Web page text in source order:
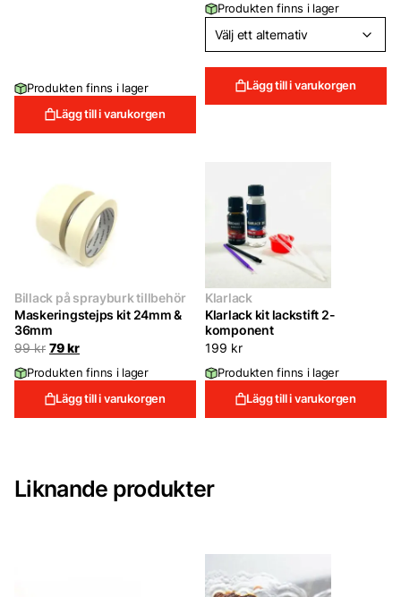
Produkten finns i lager
Lägg till i varukorgen
Produkten finns i lager
Lägg till i varukorgen
Billack på sprayburk tillbehör
Maskeringstejps kit 24mm &
36mm
99kr Det
priset
99 kr.
79krDet
priset
79 kr.
Produkten finns i lager
Lägg till i varukorgen
Klarlack
Klarlack kit lackstift 2-
komponent
199 kr
Produkten finns i lager
Lägg till i varukorgen
Liknande produkter